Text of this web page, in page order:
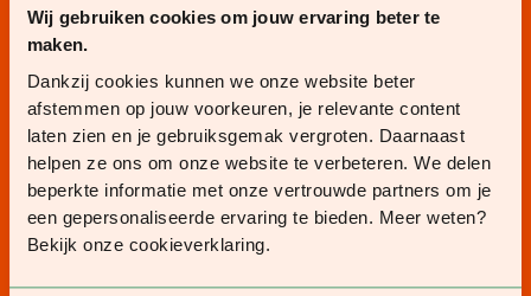
Wij gebruiken cookies om jouw ervaring beter te
maken.
Dankzij cookies kunnen we onze website beter
afstemmen op jouw voorkeuren, je relevante content
laten zien en je gebruiksgemak vergroten. Daarnaast
helpen ze ons om onze website te verbeteren. We delen
beperkte informatie met onze vertrouwde partners om je
een gepersonaliseerde ervaring te bieden. Meer weten?
Bekijk onze cookieverklaring.